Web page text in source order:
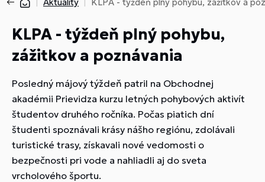
KLPA - týždeň plný pohybu,
zážitkov a poznávania
Posledný májový týždeň patril na Obchodnej
akadémii Prievidza kurzu letných pohybových aktivít
študentov druhého ročníka. Počas piatich dní
študenti spoznávali krásy nášho regiónu, zdolávali
turistické trasy, získavali nové vedomosti o
bezpečnosti pri vode a nahliadli aj do sveta
vrcholového športu.